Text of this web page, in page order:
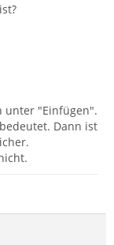
unter "Einfügen".
Dann ist